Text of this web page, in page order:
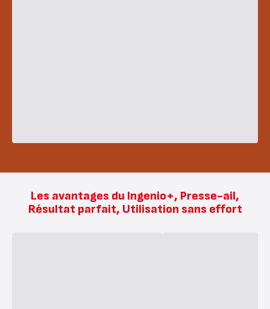
Les avantages du Ingenio+, Presse-ail,
Résultat parfait, Utilisation sans effort